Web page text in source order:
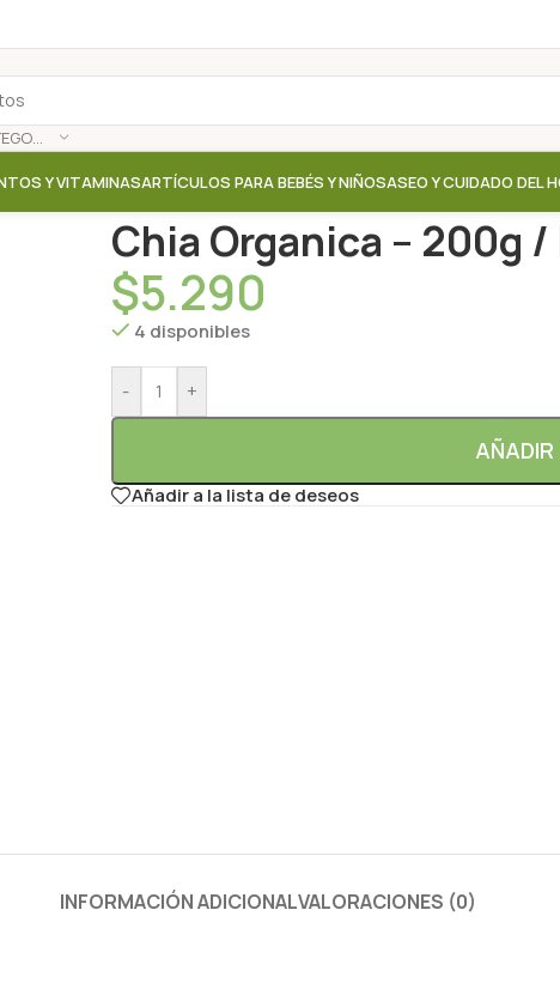
SELECCIONAR CATEGORÍA
Y VITAMINASARTÍCULOS PARA BEBÉS Y NIÑOSASEO Y CUIDADO DEL
Chia Organica – 200g
$5.290
4 disponibles
- +
Añadir a la lista de deseos
INFORMACIÓN ADICIONALVALORACIONES (0)